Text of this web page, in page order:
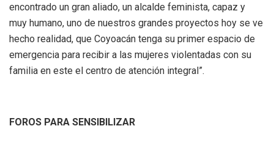
encontrado un gran aliado, un alcalde feminista, capaz y
muy humano, uno de nuestros grandes proyectos hoy se ve
hecho realidad, que Coyoacán tenga su primer espacio de
emergencia para recibir a las mujeres violentadas con su
familia en este el centro de atención integral”.
FOROS PARA SENSIBILIZAR